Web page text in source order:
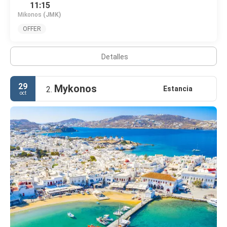
11:15
Mikonos (JMK)
OFFER
Detalles
29
oct 2. Mykonos Estancia